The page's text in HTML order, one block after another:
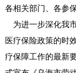
各相关部门、各参
为进一步深化我
医疗保险政策的时
疗保障工作的最新